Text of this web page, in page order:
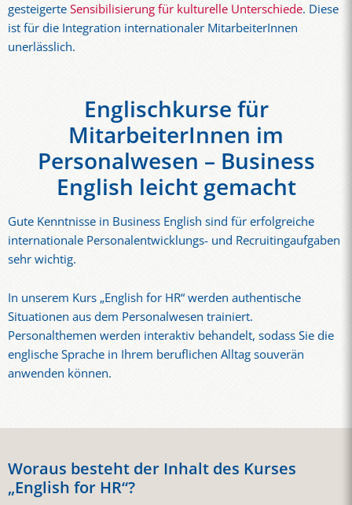
gesteigerteSensibilisierung für kulturelle Unterschiede. Diese
ist für die Integration internationaler MitarbeiterInnen
unerlässlich.
Englischkurse für
MitarbeiterInnen im
Personalwesen – Business
English leicht gemacht
Gute Kenntnisse in Business English sind für erfolgreiche
internationale Personalentwicklungs- und Recruitingaufgaben
sehr wichtig.
In unserem Kurs „English for HR“ werden authentische
Situationen aus dem Personalwesen trainiert.
Personalthemen werden interaktiv behandelt, sodass Sie die
englische Sprache in Ihrem beruflichen Alltag souverän
anwenden können.
Woraus besteht der Inhalt des Kurses
„English for HR“?